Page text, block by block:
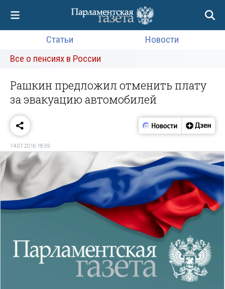
Статьи
Новости
Все о пенсиях в России
Рашкин предложил отменить плату
за эвакуацию автомобилей
14.07.2016 18:59